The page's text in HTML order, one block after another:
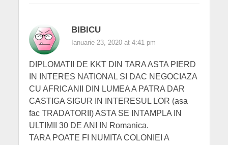
BIBICU
Ianuarie 23, 2020 at 4:41 pm
DIPLOMATII DE KKT DIN TARA ASTA PIERD
IN INTERES NATIONAL SI DAC NEGOCIAZA
CU AFRICANII DIN LUMEA A PATRA DAR
CASTIGA SIGUR IN INTERESUL LOR (asa
fac TRADATORII) ASTA SE INTAMPLA IN
ULTIMII 30 DE ANI IN Romanica.
TARA POATE FI NUMITA COLONIEI A